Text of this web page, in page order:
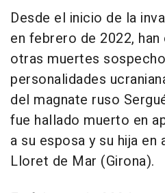
Desde el inicio de la
en febrero de 2022,
otras muertes
personalidades
del magnate ruso
fue hallado muerto en
a su esposa y su hija en
Lloret de Mar (Girona).